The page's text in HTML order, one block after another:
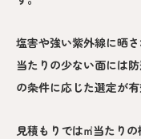
塩害や強い紫外線に晒
当たりの少ない面には
の条件に応じた選定が有
見積もりでは㎡当たり